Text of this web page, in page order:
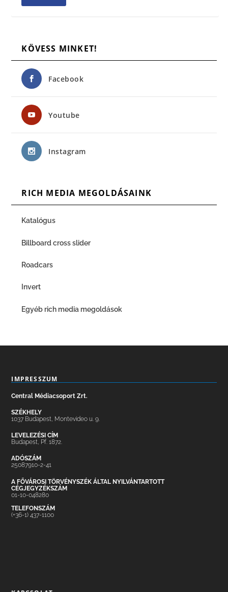
KÖVESS MINKET!
Facebook
Youtube
Instagram
RICH MEDIA MEGOLDÁSAINK
Katalógus
Billboard cross slider
Roadcars
Invert
Egyéb rich media megoldások
IMPRESSZUM
Central Médiacsoport Zrt.
SZÉKHELY
1037 Budapest, Montevideo u. 9.
LEVELEZÉSI CÍM
Budapest, Pf. 1872.
ADÓSZÁM
25087910-2-41
A FŐVÁROSI TÖRVÉNYSZÉK ÁLTAL NYILVÁNTARTOTT
CÉGJEGYZÉKSZÁM
01-10-048280
TELEFONSZÁM
(+36-1) 437-1100